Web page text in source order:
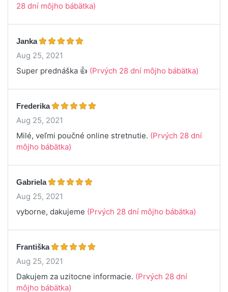
28 dní môjho bábätka)
Janka
Aug 25, 2021
Super prednáška 👍 (Prvých 28 dní môjho bábätka)
Frederika
Aug 25, 2021
Milé, veľmi poučné online stretnutie. (Prvých 28 dní
môjho bábätka)
Gabriela
Aug 25, 2021
vyborne, dakujeme (Prvých 28 dní môjho bábätka)
Františka
Aug 25, 2021
Dakujem za uzitocne informacie. (Prvých 28 dní
môjho bábätka)